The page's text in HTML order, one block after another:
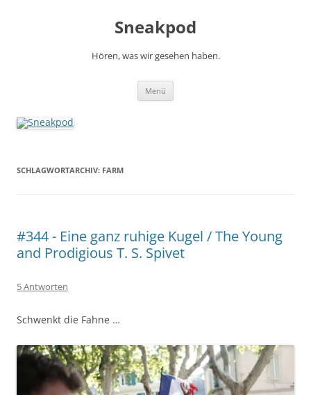
Sneakpod
Hören, was wir gesehen haben.
Menü
SCHLAGWORTARCHIV: FARM
#344 - Eine ganz ruhige Kugel / The Young
and Prodigious T. S. Spivet
5 Antworten
Schwenkt die Fahne …